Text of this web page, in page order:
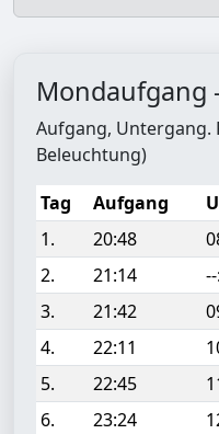
Mondaufgang
Aufgang, Untergang.
Beleuchtung)
Tag
Aufgang
1.
20:48
2.
21:14
3.
21:42
4.
22:11
5.
22:45
6.
23:24